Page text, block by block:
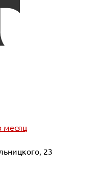
месяц
23